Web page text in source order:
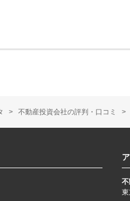
不動産投資会社の評判・口コミ